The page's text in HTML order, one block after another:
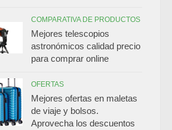
COMPARATIVA DE PRODUCTOS
Mejores telescopios
astronómicos calidad precio
para comprar online
OFERTAS
Mejores ofertas en maletas
de viaje y bolsos.
Aprovecha los descuentos